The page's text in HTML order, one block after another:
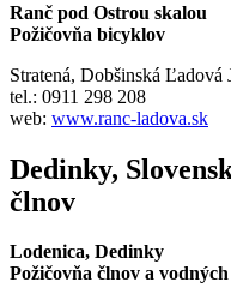
Ranč pod Ostrou skalou
Požičovňa bicyklov
Stratená, Dobšinská Ľadová
tel.: 0911 298 208
web: www.ranc-ladova.sk
Dedinky,
člnov
Lodenica, Dedinky
Požičovňa člnov a